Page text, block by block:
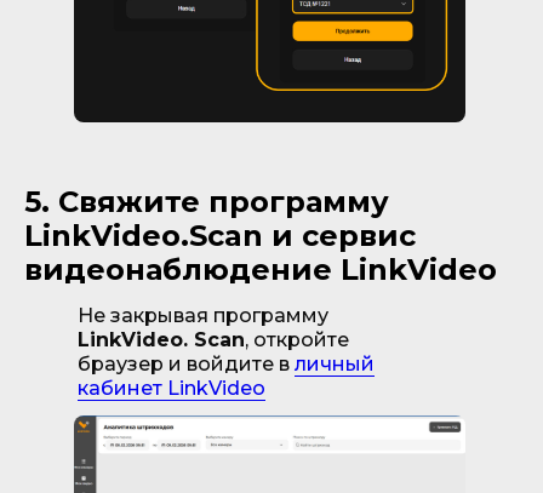
5. Свяжите программу
LinkVideo.Scan и сервис
видеонаблюдение LinkVideo
Не закрывая программу
LinkVideo. Scan, откройте
браузер и войдите в личный
кабинет LinkVideo